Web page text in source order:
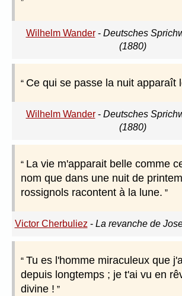
Wilhelm Wander- Deutsches
(1880)
Ce qui se passe la nuit apparaît
Wilhelm Wander- Deutsches
(1880)
La vie m'apparait belle comme
nom que dans une nuit de
rossignols racontent à la lune.
Victor Cherbuliez - La revanche de
Tu es l'homme miraculeux que
depuis longtemps ; je t'ai vu en
divine !